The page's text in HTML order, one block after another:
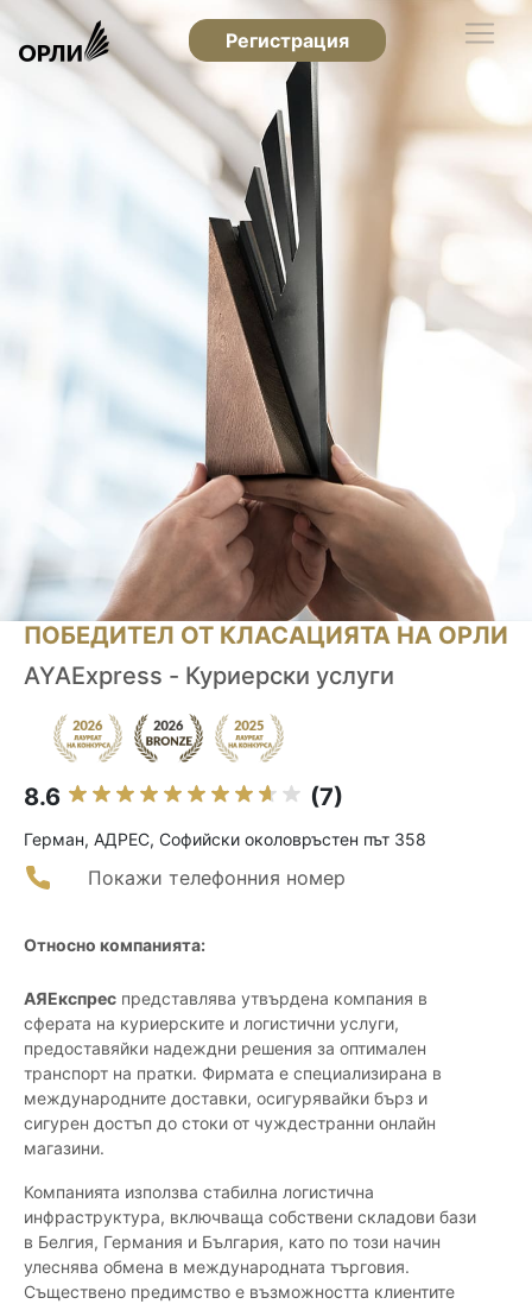
Регистрация
ПОБЕДИТЕЛ ОТ КЛАСАЦИЯТА НА ОРЛИ
AYAExpress - Куриерски услуги
8.6 (7)
Герман, АДРЕС, Софийски околовръстен път 358
Покажи телефонния номер
Относно компанията:
АЯЕкспрес представлява утвърдена компания в
сферата на куриерските и логистични услуги,
предоставяйки надеждни решения за оптимален
транспорт на пратки. Фирмата е специализирана в
международните доставки, осигурявайки бърз и
сигурен достъп до стоки от чуждестранни онлайн
магазини.
Компанията използва стабилна логистична
инфраструктура, включваща собствени складови бази
в Белгия, Германия и България, като по този начин
улеснява обмена в международната търговия.
Съществено предимство е възможността клиентите